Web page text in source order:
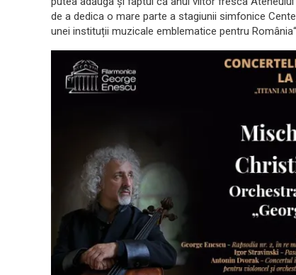
de a dedica o mare parte a stagiunii simfonice
unei instituții muzicale emblematice pentru